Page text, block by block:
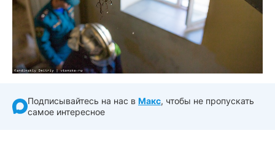
Подписывайтесь на нас в Макс, чтобы не пропускать
самое интересное